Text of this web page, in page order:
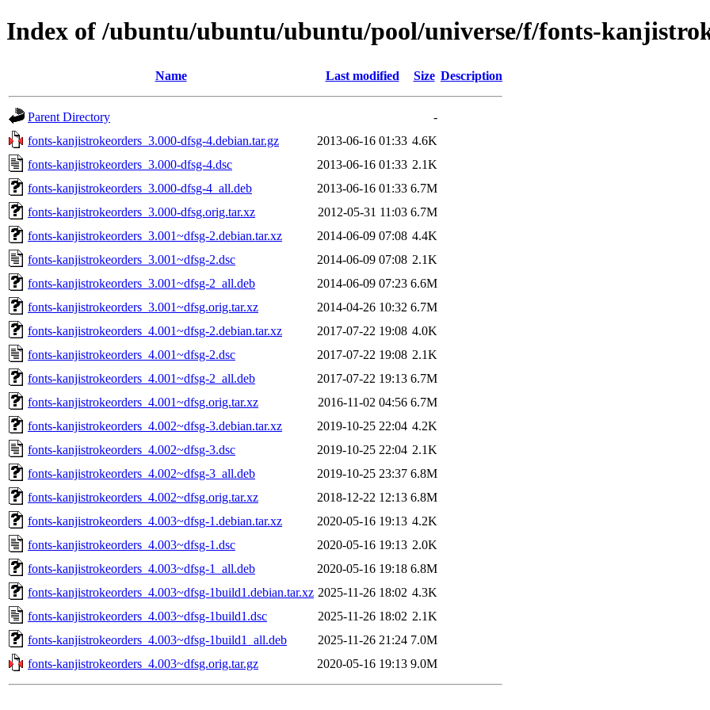
Index of /ubuntu/ubuntu/ubuntu/pool/universe/f/fonts-
Name Last modified Size Description
Parent Directory
-
fonts-kanjistrokeorders_3.000-dfsg-4.debian.tar.gz
2013-06-16 01:33 4.6K
fonts-kanjistrokeorders_3.000-dfsg-4.dsc
2013-06-16 01:33 2.1K
fonts-kanjistrokeorders_3.000-dfsg-4_all.deb
2013-06-16 01:33 6.7M
fonts-kanjistrokeorders_3.000-dfsg.orig.tar.xz
2012-05-31 11:03 6.7M
fonts-kanjistrokeorders_3.001~dfsg-2.debian.tar.xz
2014-06-09 07:08 4.4K
fonts-kanjistrokeorders_3.001~dfsg-2.dsc
2014-06-09 07:08 2.1K
fonts-kanjistrokeorders_3.001~dfsg-2_all.deb
2014-06-09 07:23 6.6M
fonts-kanjistrokeorders_3.001~dfsg.orig.tar.xz
2014-04-26 10:32 6.7M
fonts-kanjistrokeorders_4.001~dfsg-2.debian.tar.xz
2017-07-22 19:08 4.0K
fonts-kanjistrokeorders_4.001~dfsg-2.dsc
2017-07-22 19:08 2.1K
fonts-kanjistrokeorders_4.001~dfsg-2_all.deb
2017-07-22 19:13 6.7M
fonts-kanjistrokeorders_4.001~dfsg.orig.tar.xz
2016-11-02 04:56 6.7M
fonts-kanjistrokeorders_4.002~dfsg-3.debian.tar.xz
2019-10-25 22:04 4.2K
fonts-kanjistrokeorders_4.002~dfsg-3.dsc
2019-10-25 22:04 2.1K
fonts-kanjistrokeorders_4.002~dfsg-3_all.deb
2019-10-25 23:37 6.8M
fonts-kanjistrokeorders_4.002~dfsg.orig.tar.xz
2018-12-22 12:13 6.8M
fonts-kanjistrokeorders_4.003~dfsg-1.debian.tar.xz
2020-05-16 19:13 4.2K
fonts-kanjistrokeorders_4.003~dfsg-1.dsc
2020-05-16 19:13 2.0K
fonts-kanjistrokeorders_4.003~dfsg-1_all.deb
2020-05-16 19:18 6.8M
fonts-kanjistrokeorders_4.003~dfsg-1build1.debian.tar.xz 2025-11-26 18:02 4.3K
fonts-kanjistrokeorders_4.003~dfsg-1build1.dsc
2025-11-26 18:02 2.1K
fonts-kanjistrokeorders_4.003~dfsg-1build1_all.deb
2025-11-26 21:24 7.0M
fonts-kanjistrokeorders_4.003~dfsg.orig.tar.gz
2020-05-16 19:13 9.0M